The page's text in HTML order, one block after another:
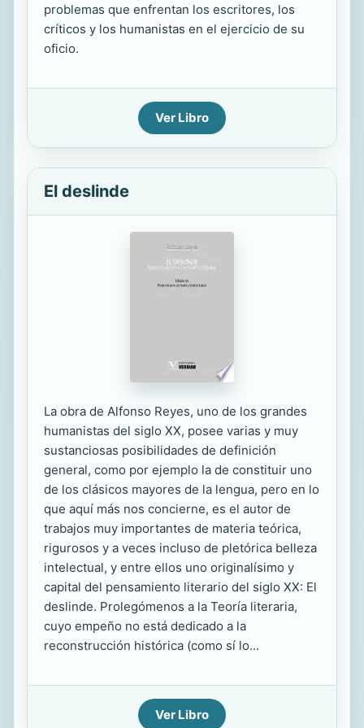
problemas que enfrentan los escritores, los
críticos y los humanistas en el ejercicio de su
oficio.
Ver Libro
El deslinde
La obra de Alfonso Reyes, uno de los grandes
humanistas del siglo XX, posee varias y muy
sustanciosas posibilidades de definición
general, como por ejemplo la de constituir uno
de los clásicos mayores de la lengua, pero en lo
que aquí más nos concierne, es el autor de
trabajos muy importantes de materia teórica,
rigurosos y a veces incluso de pletórica belleza
intelectual, y entre ellos uno originalísimo y
capital del pensamiento literario del siglo XX: El
deslinde. Prolegómenos a la Teoría literaria,
cuyo empeño no está dedicado a la
reconstrucción histórica (como sí lo...
Ver Libro